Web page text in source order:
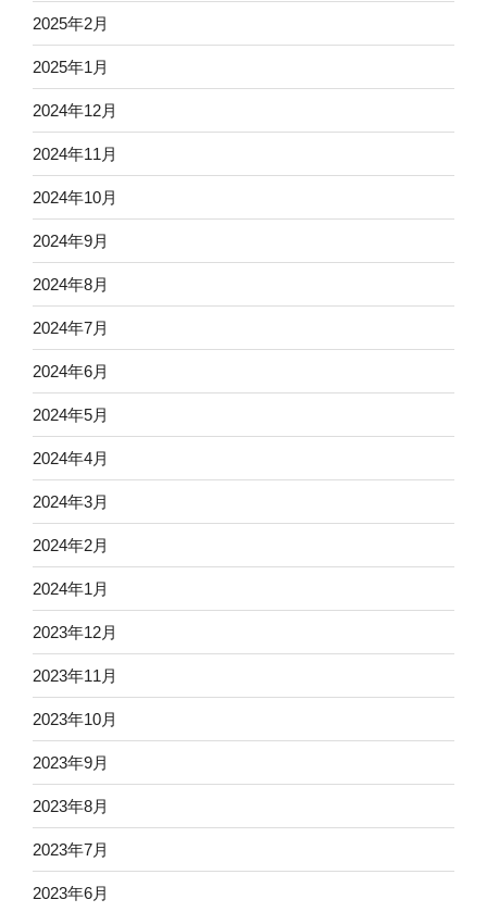
2025年2月
2025年1月
2024年12月
2024年11月
2024年10月
2024年9月
2024年8月
2024年7月
2024年6月
2024年5月
2024年4月
2024年3月
2024年2月
2024年1月
2023年12月
2023年11月
2023年10月
2023年9月
2023年8月
2023年7月
2023年6月